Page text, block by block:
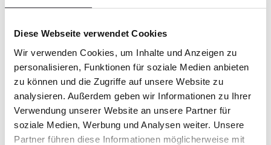
Diese Webseite verwendet Cookies
Wir verwenden Cookies, um Inhalte und Anzeigen zu
personalisieren, Funktionen für soziale Medien anbieten
zu können und die Zugriffe auf unsere Website zu
analysieren. Außerdem geben wir Informationen zu Ihrer
Verwendung unserer Website an unsere Partner für
soziale Medien, Werbung und Analysen weiter. Unsere
Partner führen diese Informationen möglicherweise mit